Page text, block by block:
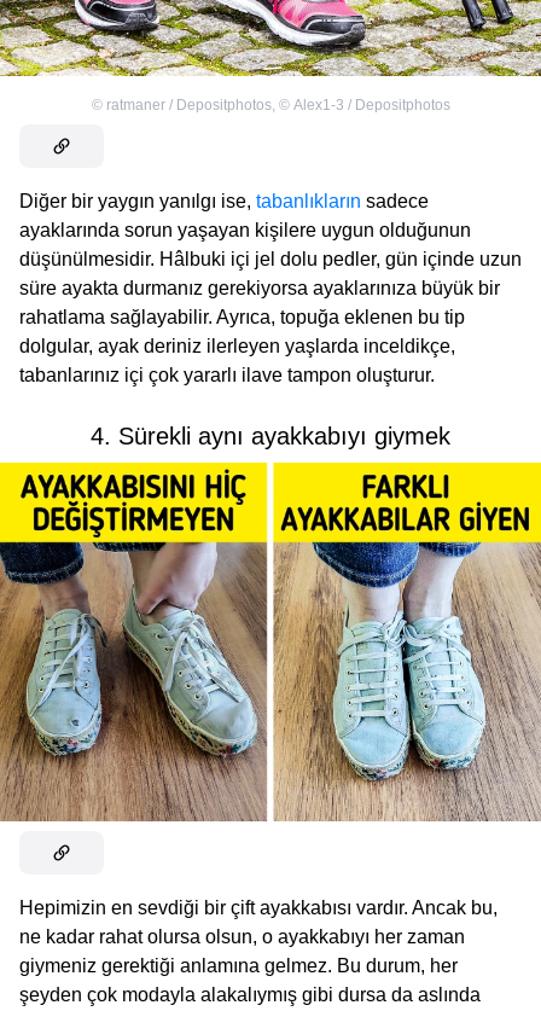
© ratmaner / Depositphotos, © Alex1-3 / Depositphotos
Diğer bir yaygın yanılgı ise, tabanlıkların sadece
ayaklarında sorun yaşayan kişilere uygun olduğunun
düşünülmesidir. Hâlbuki içi jel dolu pedler, gün içinde uzun
süre ayakta durmanız gerekiyorsa ayaklarınıza büyük bir
rahatlama sağlayabilir. Ayrıca, topuğa eklenen bu tip
dolgular, ayak deriniz ilerleyen yaşlarda inceldikçe,
tabanlarınız içi çok yararlı ilave tampon oluşturur.
4. Sürekli aynı ayakkabıyı giymek
Hepimizin en sevdiği bir çift ayakkabısı vardır. Ancak bu,
ne kadar rahat olursa olsun, o ayakkabıyı her zaman
giymeniz gerektiği anlamına gelmez. Bu durum, her
şeyden çok modayla alakalıymış gibi dursa da aslında